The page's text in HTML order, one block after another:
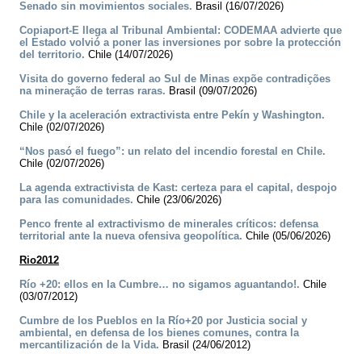
Senado sin movimientos sociales. Brasil (16/07/2026)
Copiaport-E llega al Tribunal Ambiental: CODEMAA advierte que
el Estado volvió a poner las inversiones por sobre la protección
del territorio. Chile (14/07/2026)
Visita do governo federal ao Sul de Minas expõe contradições
na mineração de terras raras. Brasil (09/07/2026)
Chile y la aceleración extractivista entre Pekín y Washington.
Chile (02/07/2026)
“Nos pasó el fuego”: un relato del incendio forestal en Chile.
Chile (02/07/2026)
La agenda extractivista de Kast: certeza para el capital, despojo
para las comunidades. Chile (23/06/2026)
Penco frente al extractivismo de minerales críticos: defensa
territorial ante la nueva ofensiva geopolítica. Chile (05/06/2026)
Rio2012
Río +20: ellos en la Cumbre… no sigamos aguantando!. Chile
(03/07/2012)
Cumbre de los Pueblos en la Río+20 por Justicia social y
ambiental, en defensa de los bienes comunes, contra la
mercantilización de la Vida. Brasil (24/06/2012)